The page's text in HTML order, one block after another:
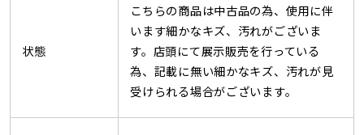
状態
こちらの商品は中古品の為、使用に伴
います細かなキズ、汚れがございま
す。店頭にて展示販売を行っている
為、記載に無い細かなキズ、汚れが見
受けられる場合がございます。